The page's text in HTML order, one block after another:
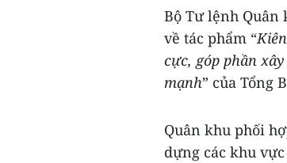
Bộ Tư lệnh
về tác phẩm “
cực, góp phần
mạnh” của Tổng
Quân khu phối
dựng các khu